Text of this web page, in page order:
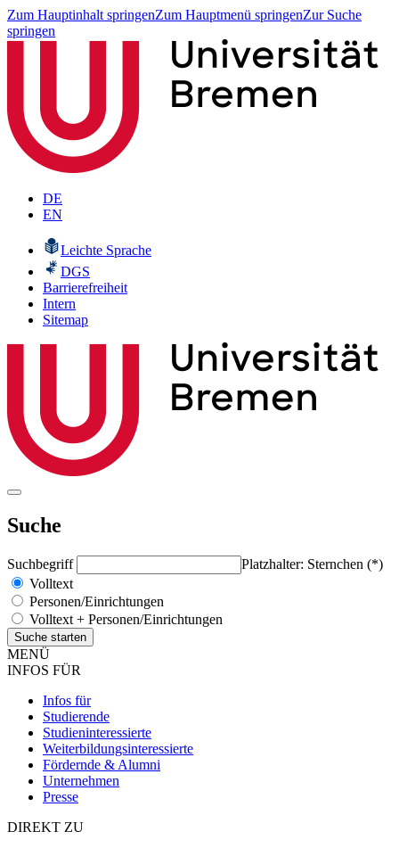
Zum Hauptinhalt springenZum Hauptmenü springenZur Suche
springen
DE
EN
Leichte Sprache
DGS
Barrierefreiheit
Intern
Sitemap
Suche
Suchbegriff
Platzhalter: Sternchen (*)
Volltext
Personen/Einrichtungen
Volltext + Personen/Einrichtungen
MENÜ
INFOS FÜR
Infos für
Studierende
Studieninteressierte
Weiterbildungsinteressierte
Fördernde & Alumni
Unternehmen
Presse
DIREKT ZU